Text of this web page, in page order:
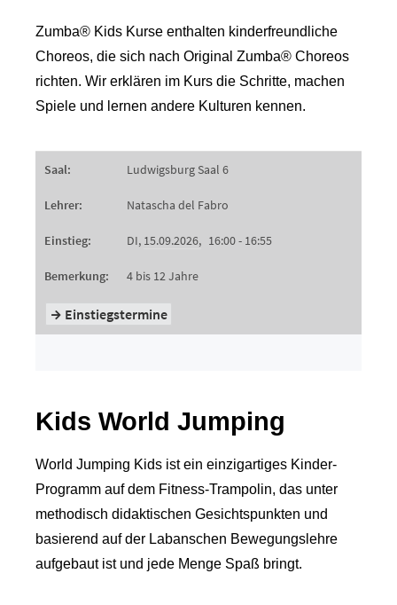
Zumba® Kids Kurse enthalten kinderfreundliche
Choreos, die sich nach Original Zumba® Choreos
richten. Wir erklären im Kurs die Schritte, machen
Spiele und lernen andere Kulturen kennen.
Kids World Jumping
World Jumping Kids ist ein einzigartiges Kinder-
Programm auf dem Fitness-Trampolin, das unter
methodisch didaktischen Gesichtspunkten und
basierend auf der Labanschen Bewegungslehre
aufgebaut ist und jede Menge Spaß bringt.